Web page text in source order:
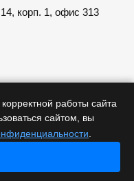
Контакты
Контакты
корп. 1, офис 313
не является публичной
«Эртел»
работы сайта
сайтом, вы